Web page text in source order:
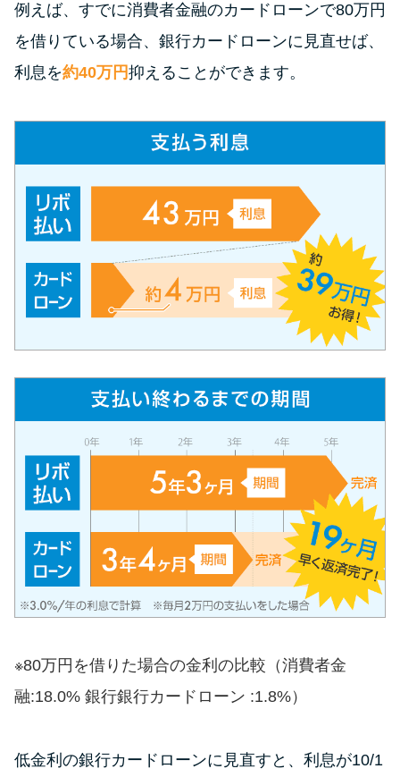
処法3つ
家賃払えないが強制退去は避け
街金とは？絶対審査通る？借金
に悩む人へ街金をおすすめしな
い理由
質屋でお金を借りるには？年利
やシステムをカードローンと比
較
未成年でもお金を借りられる？
学生がお金を借りる方法があ
る？
学生がお金を借りる方法は？親
へのバレにくさや将来への影響
ソフト闇金とは？悪質な手口に
は要注意！
090金融（闇金）からお金を借り
の対処法
申し込みブラックとは?判断の目
例えば、すでに消費者金融のカードローンで80万円
を借りている場合、銀行カードローンに見直せば、
利息を約40万円抑えることができます。
※80万円を借りた場合の金利の比較（消費者金
融:18.0% 銀行銀行カードローン :1.8%）
低金利の銀行カードローンに見直すと、利息が10/1